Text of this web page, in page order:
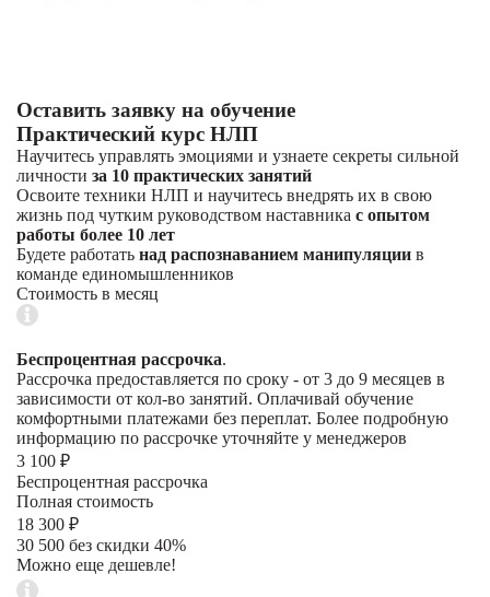
Оставить заявку на обучение
Практический курс НЛП
Научитесь управлять эмоциями и узнаете секреты сильной
личности за 10 практических занятий
Освоите техники НЛП и научитесь внедрять их в свою
жизнь под чутким руководством наставника с опытом
работы более 10 лет
Будете работать над распознаванием манипуляции в
команде единомышленников
Стоимость в месяц
Беспроцентная рассрочка.
Рассрочка предоставляется по сроку - от 3 до 9 месяцев в
зависимости от кол-во занятий. Оплачивай обучение
комфортными платежами без переплат. Более подробную
информацию по рассрочке уточняйте у менеджеров
3 100 ₽
Беспроцентная рассрочка
Полная стоимость
18 300 ₽
30 500 без скидки 40%
Можно еще дешевле!